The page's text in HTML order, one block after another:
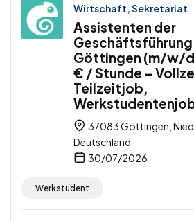
Wirtschaft, Sekretariat
Assistenten der
Göttingen (m/w/
€ / Stunde –
Teilzeitjob,
37083 Göttingen,
Deutschland
30/07/2026
Werkstudent